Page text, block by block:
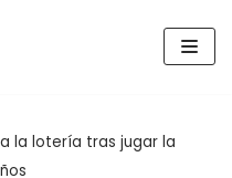
la lotería tras jugar la